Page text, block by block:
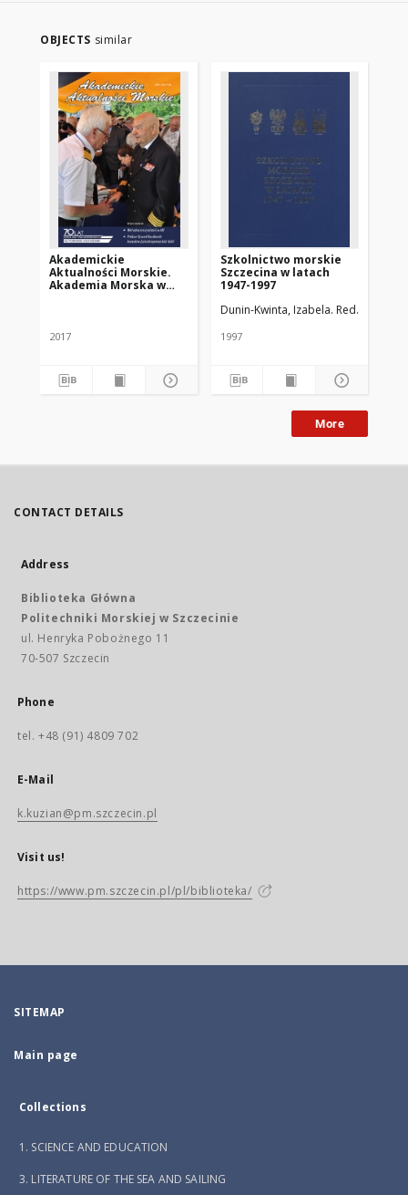
OBJECTS similar
Akademickie
Aktualności Morskie.
Akademia Morska w
2017
Szkolnictwo morskie
Szczecina w latach
1947-1997
Dunin-Kwinta, Izabela. Red.
1997
More
CONTACT DETAILS
Address
Biblioteka Główna
Politechniki Morskiej w Szczecinie
ul. Henryka Pobożnego 11
70-507 Szczecin
Phone
tel. +48 (91) 4809 702
E-Mail
k.kuzian@pm.szczecin.pl
Visit us!
https://www.pm.szczecin.pl/pl/biblioteka/
SITEMAP
Main page
Collections
1. SCIENCE AND EDUCATION
3. LITERATURE OF THE SEA AND SAILING